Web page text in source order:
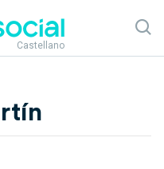
Castellano